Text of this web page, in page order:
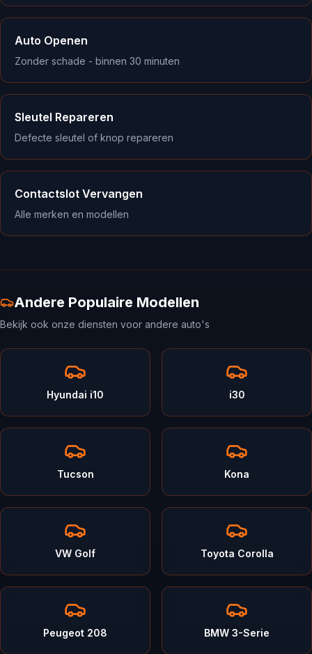
Auto Openen
Zonder schade - binnen 30 minuten
Sleutel Repareren
Defecte sleutel of knop repareren
Contactslot Vervangen
Alle merken en modellen
Andere Populaire Modellen
Bekijk ook onze diensten voor andere auto's
Hyundai i10 i30
Tucson Kona
VW Golf Toyota Corolla
Peugeot 208 BMW 3-Serie